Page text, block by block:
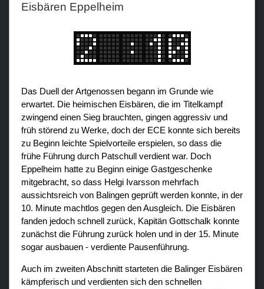
Eisbären Eppelheim
Das Duell der Artgenossen begann im Grunde wie
erwartet. Die heimischen Eisbären, die im Titelkampf
zwingend einen Sieg brauchten, gingen aggressiv und
früh störend zu Werke, doch der ECE konnte sich bereits
zu Beginn leichte Spielvorteile erspielen, so dass die
frühe Führung durch Patschull verdient war. Doch
Eppelheim hatte zu Beginn einige Gastgeschenke
mitgebracht, so dass Helgi Ivarsson mehrfach
aussichtsreich von Balingen geprüft werden konnte, in der
10. Minute machtlos gegen den Ausgleich. Die Eisbären
fanden jedoch schnell zurück, Kapitän Gottschalk konnte
zunächst die Führung zurück holen und in der 15. Minute
sogar ausbauen - verdiente Pausenführung.
Auch im zweiten Abschnitt starteten die Balinger Eisbären
kämpferisch und verdienten sich den schnellen